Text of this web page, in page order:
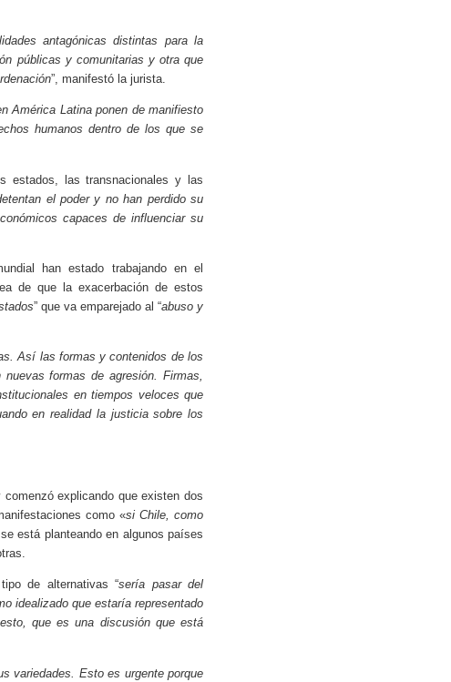
antagónicas distintas para la
públicas y comunitarias y otra que
”, manifestó la jurista.
América Latina ponen de manifiesto
humanos dentro de los que se
estados, las transnacionales y las
el poder y no han perdido su
capaces de influenciar su
han estado trabajando en el
de que la exacerbación de estos
” que va emparejado al “abuso y
Así las formas y contenidos de los
formas de agresión. Firmas,
en tiempos veloces que
en realidad la justicia sobre los
explicando que existen dos
como «si Chile, como
está planteando en algunos países
de alternativas “sería pasar del
idealizado que estaría representado
que es una discusión que está
variedades. Esto es urgente porque